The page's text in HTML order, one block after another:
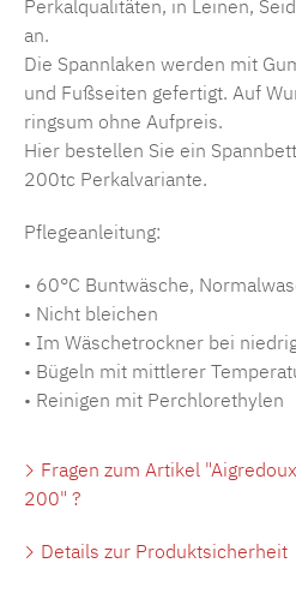
Perkalqualitäten, in Leinen,
an.
Die Spannlaken werden mit
und Fußseiten gefertigt. Auf
ringsum ohne Aufpreis.
Hier bestellen Sie ein
200tc Perkalvariante.
Pflegeanleitung:
• 60°C Buntwäsche,
• Nicht bleichen
• Im Wäschetrockner bei
• Bügeln mit mittlerer
• Reinigen mit Perchlorethylen
Fragen zum Artikel
200" ?
Details zur Produktsicherheit